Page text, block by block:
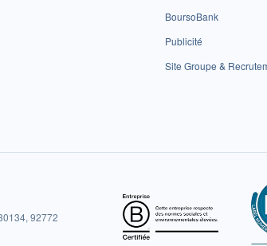
BoursoBank
Publicité
Site Groupe &
92772